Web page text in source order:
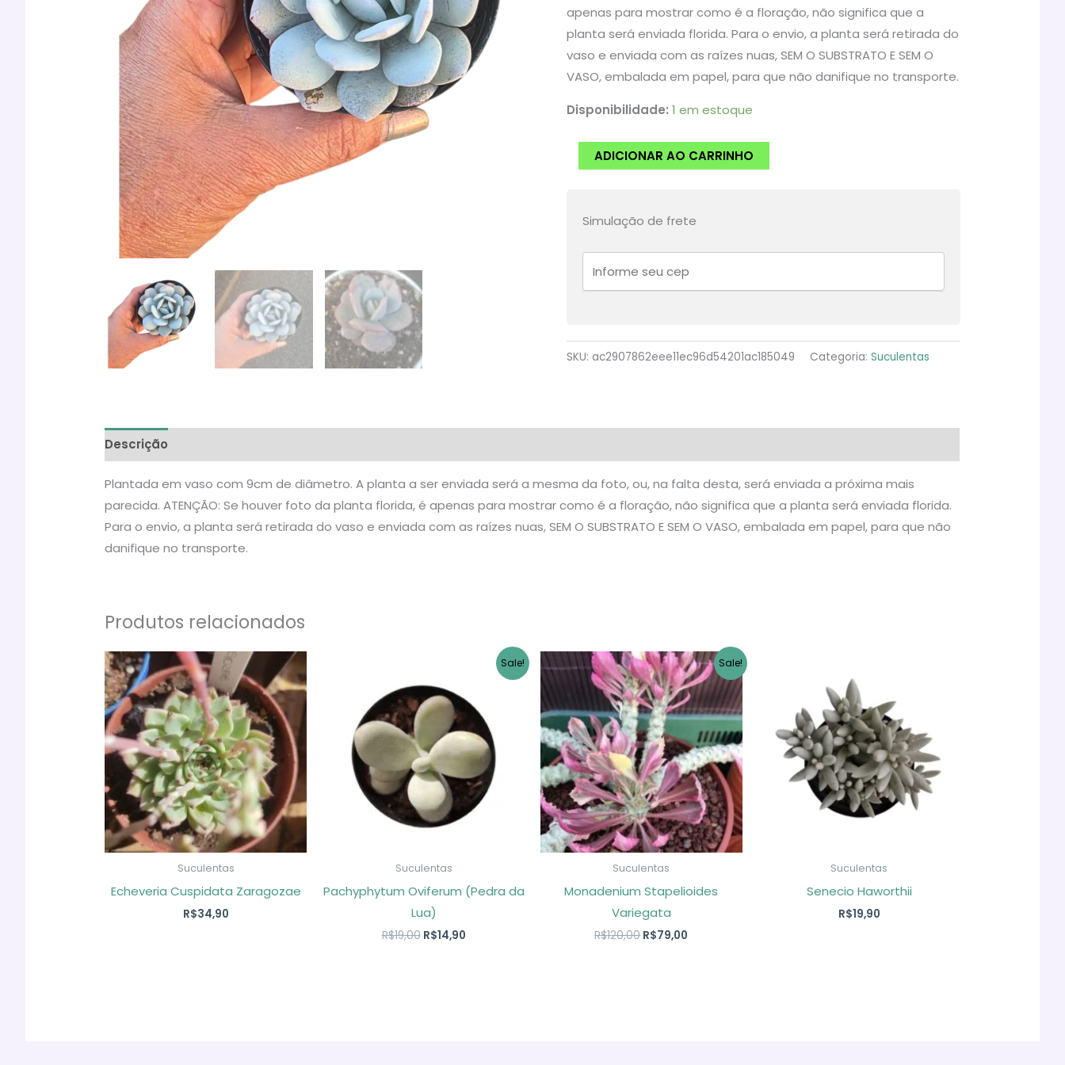
apenas para mostrar como é a floração, não significa que a
planta será enviada florida. Para o envio, a planta será retirada do
vaso e enviada com as raízes nuas, SEM O SUBSTRATO E SEM O
VASO, embalada em papel, para que não danifique no transporte.
Disponibilidade: 1 em estoque
Suculenta
Echeveria
quantidade
ADICIONAR AO CARRINHO
Simulação de frete
SKU: ac2907862eee11ec96d54201ac185049 Categoria:Suculentas
Descrição
Plantada em vaso com 9cm de diâmetro. A planta a ser enviada será a mesma da foto, ou, na falta desta, será enviada a próxima mais
parecida. ATENÇÃO: Se houver foto da planta florida, é apenas para mostrar como é a floração, não significa que a planta será enviada florida.
Para o envio, a planta será retirada do vaso e enviada com as raízes nuas, SEM O SUBSTRATO E SEM O VASO, embalada em papel, para que não
danifique no transporte.
Produtos relacionados
Suculentas
Echeveria Cuspidata Zaragozae
R$34,90
Sale!
Suculentas
Pachyphytum Oviferum (Pedra da
Lua)
R$19,00 O
R$14,90O
Sale!
Suculentas
Monadenium Stapelioides
Variegata
R$120,00O
R$79,00
Suculentas
Senecio Haworthii
R$19,90